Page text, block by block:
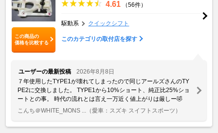
この商品の
価格を比較する
4.61 （56件）
駆動系 クイックシフト
このカテゴリの取付店を探す
ユーザーの最新投稿
2026年8月8日
７年使用したTYPE1が壊れてしまったので同じアールズさんのTY
PE2に交換しました。 TYPE1から10%ショート、純正比25%ショ
ートとの事。 時代の流れとは言え一万近く値上がりは厳しー🤣
こんち＠WHITE_MONS ...
（愛車：スズキ スイフトスポーツ）